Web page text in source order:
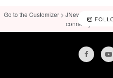
Go to the Customizer > JNews : Social,
connect your